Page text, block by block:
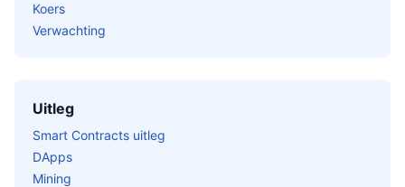
Koers
Verwachting
Uitleg
Smart Contracts uitleg
DApps
Mining